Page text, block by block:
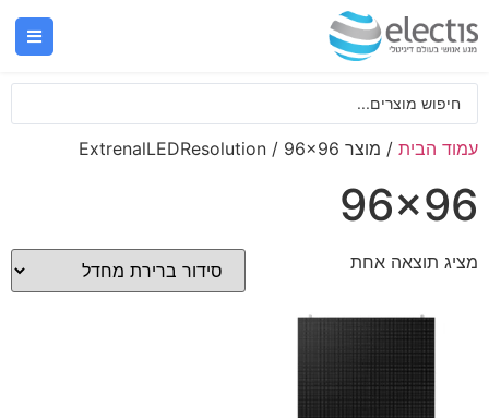
עמוד הבית / מוצר ExtrenalLEDResolution / 96x96
96x96
מציג תוצאה אחת